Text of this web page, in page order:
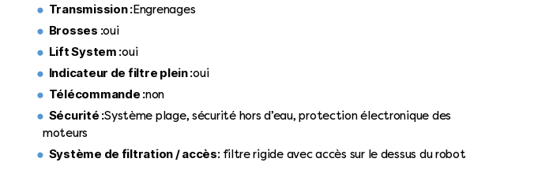
Transmission :Engrenages
Brosses :oui
Lift System :oui
Indicateur de filtre plein :oui
Télécommande :non
Sécurité :Système plage, sécurité hors d’eau, protection électronique des
moteurs
Système de filtration / accès: filtre rigide avec accès sur le dessus du robot